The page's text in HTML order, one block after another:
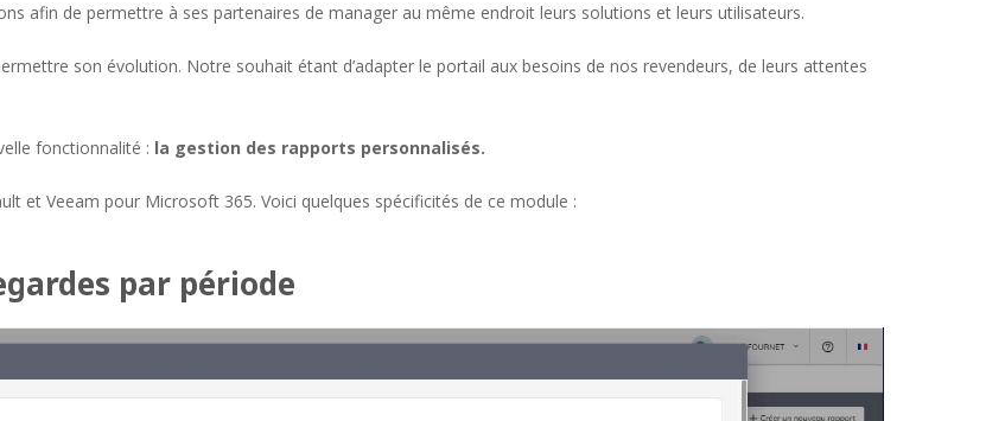
afin de permettre à ses partenaires de manager au même endroit leurs solutions et leurs utilisateurs.
son évolution. Notre souhait étant d’adapter le portail aux besoins de nos revendeurs, de leurs attentes
fonctionnalité : la gestion des rapports personnalisés.
et Veeam pour Microsoft 365. Voici quelques spécificités de ce module :
par période